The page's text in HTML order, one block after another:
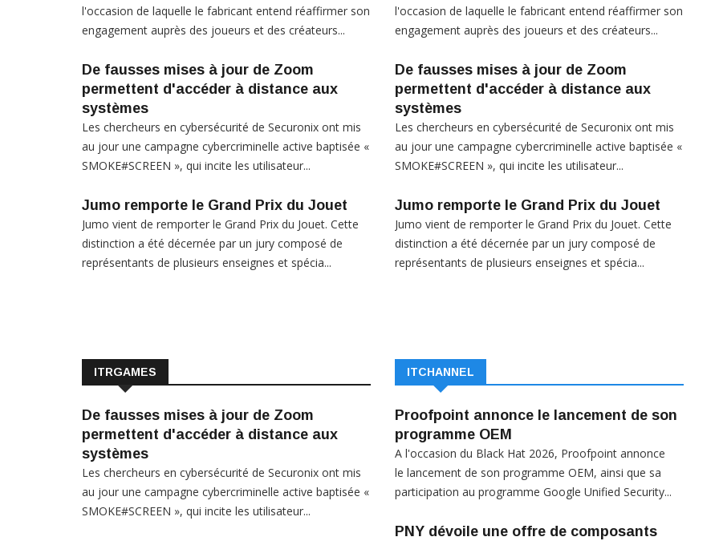
l'occasion de laquelle le fabricant entend réaffirmer son
engagement auprès des joueurs et des créateurs...
De fausses mises à jour de Zoom
permettent d'accéder à distance aux
systèmes
Les chercheurs en cybersécurité de Securonix ont mis
au jour une campagne cybercriminelle active baptisée «
SMOKE#SCREEN », qui incite les utilisateur...
Jumo remporte le Grand Prix du Jouet
Jumo vient de remporter le Grand Prix du Jouet. Cette
distinction a été décernée par un jury composé de
représentants de plusieurs enseignes et spécia...
l'occasion de laquelle le fabricant entend réaffirmer son
engagement auprès des joueurs et des créateurs...
De fausses mises à jour de Zoom
permettent d'accéder à distance aux
systèmes
Les chercheurs en cybersécurité de Securonix ont mis
au jour une campagne cybercriminelle active baptisée «
SMOKE#SCREEN », qui incite les utilisateur...
Jumo remporte le Grand Prix du Jouet
Jumo vient de remporter le Grand Prix du Jouet. Cette
distinction a été décernée par un jury composé de
représentants de plusieurs enseignes et spécia...
ITRGAMES
De fausses mises à jour de Zoom
permettent d'accéder à distance aux
systèmes
Les chercheurs en cybersécurité de Securonix ont mis
au jour une campagne cybercriminelle active baptisée «
SMOKE#SCREEN », qui incite les utilisateur...
ITCHANNEL
Proofpoint annonce le lancement de son
programme OEM
A l'occasion du Black Hat 2026, Proofpoint annonce
le lancement de son programme OEM, ainsi que sa
participation au programme Google Unified Security...
PNY dévoile une offre de composants